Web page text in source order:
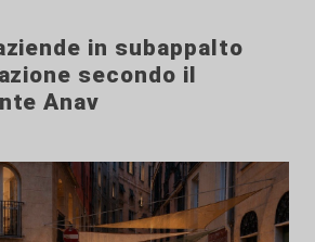
in subappalto
secondo il
Anav